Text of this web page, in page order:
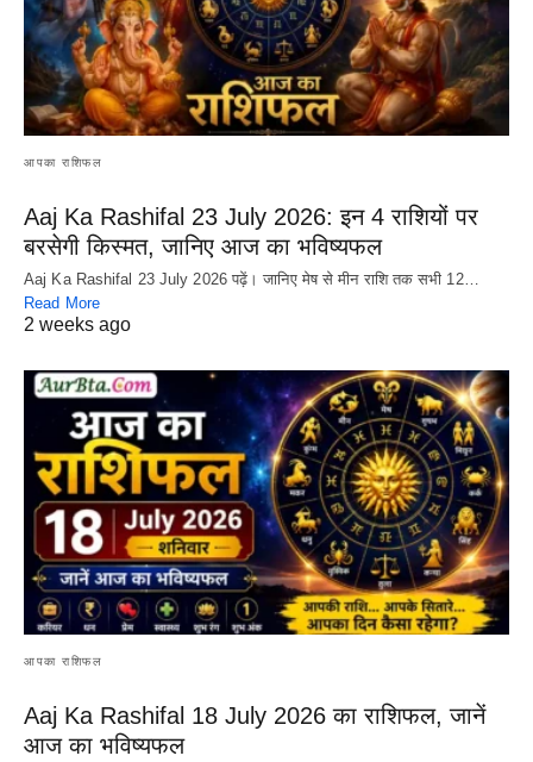
आपका राशिफल
Aaj Ka Rashifal 23 July 2026: इन 4 राशियों पर
बरसेगी किस्मत, जानिए आज का भविष्यफल
Aaj Ka Rashifal 23 July 2026 पढ़ें। जानिए मेष से मीन राशि तक सभी 12…
Read More
2 weeks ago
आपका राशिफल
Aaj Ka Rashifal 18 July 2026 का राशिफल, जानें
आज का भविष्यफल